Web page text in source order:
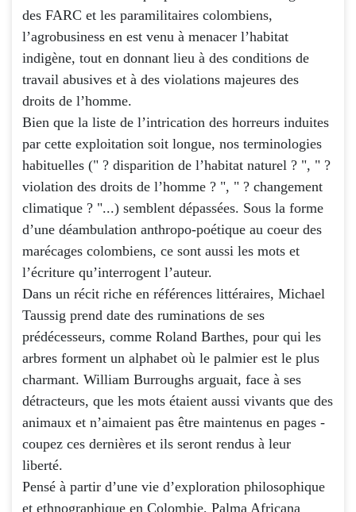
des FARC et les paramilitaires colombiens,
l’agrobusiness en est venu à menacer l’habitat
indigène, tout en donnant lieu à des conditions de
travail abusives et à des violations majeures des
droits de l’homme.
Bien que la liste de l’intrication des horreurs induites
par cette exploitation soit longue, nos terminologies
habituelles (" ? disparition de l’habitat naturel ? ", " ?
violation des droits de l’homme ? ", " ? changement
climatique ? "...) semblent dépassées. Sous la forme
d’une déambulation anthropo-poétique au coeur des
marécages colombiens, ce sont aussi les mots et
l’écriture qu’interrogent l’auteur.
Dans un récit riche en références littéraires, Michael
Taussig prend date des ruminations de ses
prédécesseurs, comme Roland Barthes, pour qui les
arbres forment un alphabet où le palmier est le plus
charmant. William Burroughs arguait, face à ses
détracteurs, que les mots étaient aussi vivants que des
animaux et n’aimaient pas être maintenus en pages -
coupez ces dernières et ils seront rendus à leur
liberté.
Pensé à partir d’une vie d’exploration philosophique
et ethnographique en Colombie, Palma Africana